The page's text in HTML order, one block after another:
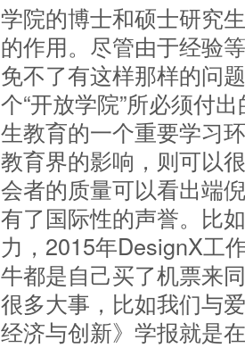
学院的博士和硕士研究
的作用。尽管由于经验
免不了有这样那样的问
个“开放学院”所必须付
生教育的一个重要学习
教育界的影响，则可以
会者的质量可以看出端
有了国际性的声誉。比
力，2015年DesignX工
牛都是自己买了机票来
很多大事，比如我们与
经济与创新》学报就是